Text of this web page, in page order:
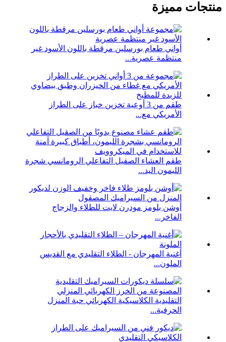
منتجات مميزة
أواني طعام بورسلين مرقطة باللون الأسود غير
منتظمة عصرية...
طقم من 3 أوعية تخزين خباز على الطراز
الأمريكي مع...
طقم العشاء الصقيل التفاعلي الرومانسي شجرة
الليمون اليد...
أوشن بلومز مودرن لايت للطلاء والزجاج
الفاخر...
أغنية المهرجان - الطلاء التقليدي مع القديس
الملون...
التقليدية الكلاسيكية الكهربائي حبة المنزل
الحرفية...